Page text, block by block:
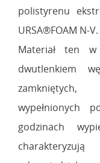
polistyrenu
URSA®FOAM N-V.
Materiał ten w
dwutlenkiem
wypełnionych
godzinach